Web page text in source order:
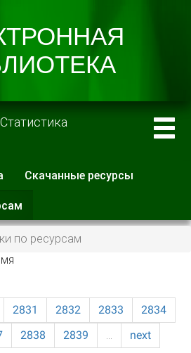
Статистика
Скачанные ресурсы
вкладка)
по ресурсам
2831 2832 2833
2834
2838 2839 …
next